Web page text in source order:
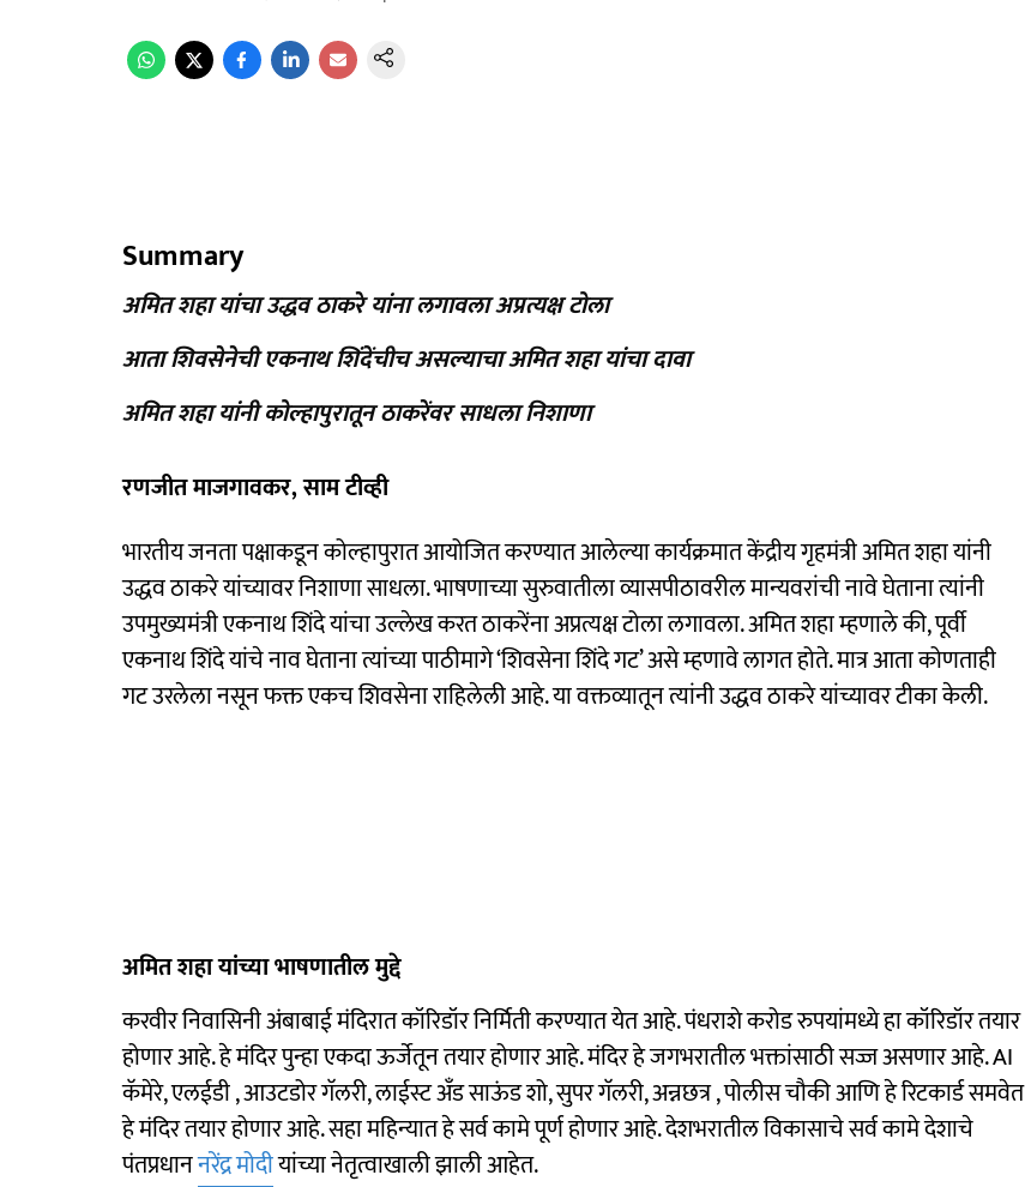
Summary
अमित शहा यांचा उद्धव ठाकरे यांना लगावला अप्रत्यक्ष टोला
आता शिवसेनेची एकनाथ शिंदेंचीच असल्याचा अमित शहा यांचा दावा
अमित शहा यांनी कोल्हापुरातून ठाकरेंवर साधला निशाणा
रणजीत माजगावकर, साम टीव्ही
भारतीय जनता पक्षाकडून कोल्हापुरात आयोजित करण्यात आलेल्या कार्यक्रमात केंद्रीय गृहमंत्री अमित शहा यांनी
उद्धव ठाकरे यांच्यावर निशाणा साधला. भाषणाच्या सुरुवातीला व्यासपीठावरील मान्यवरांची नावे घेताना त्यांनी
उपमुख्यमंत्री एकनाथ शिंदे यांचा उल्लेख करत ठाकरेंना अप्रत्यक्ष टोला लगावला. अमित शहा म्हणाले की, पूर्वी
एकनाथ शिंदे यांचे नाव घेताना त्यांच्या पाठीमागे ‘शिवसेना शिंदे गट’ असे म्हणावे लागत होते. मात्र आता कोणताही
गट उरलेला नसून फक्त एकच शिवसेना राहिलेली आहे. या वक्तव्यातून त्यांनी उद्धव ठाकरे यांच्यावर टीका केली.
अमित शहा यांच्या भाषणातील मुद्दे
करवीर निवासिनी अंबाबाई मंदिरात कॉरिडॉर निर्मिती करण्यात येत आहे. पंधराशे करोड रुपयांमध्ये हा कॉरिडॉर तयार
होणार आहे. हे मंदिर पुन्हा एकदा ऊर्जेतून तयार होणार आहे. मंदिर हे जगभरातील भक्तांसाठी सज्ज असणार आहे. AI
कॅमेरे, एलईडी , आउटडोर गॅलरी, लाईस्ट अँड साऊंड शो, सुपर गॅलरी, अन्नछत्र , पोलीस चौकी आणि हे रिटकार्ड समवेत
हे मंदिर तयार होणार आहे. सहा महिन्यात हे सर्व कामे पूर्ण होणार आहे. देशभरातील विकासाचे सर्व कामे देशाचे
पंतप्रधाननरेंद्र मोदीयांच्या नेतृत्वाखाली झाली आहेत.